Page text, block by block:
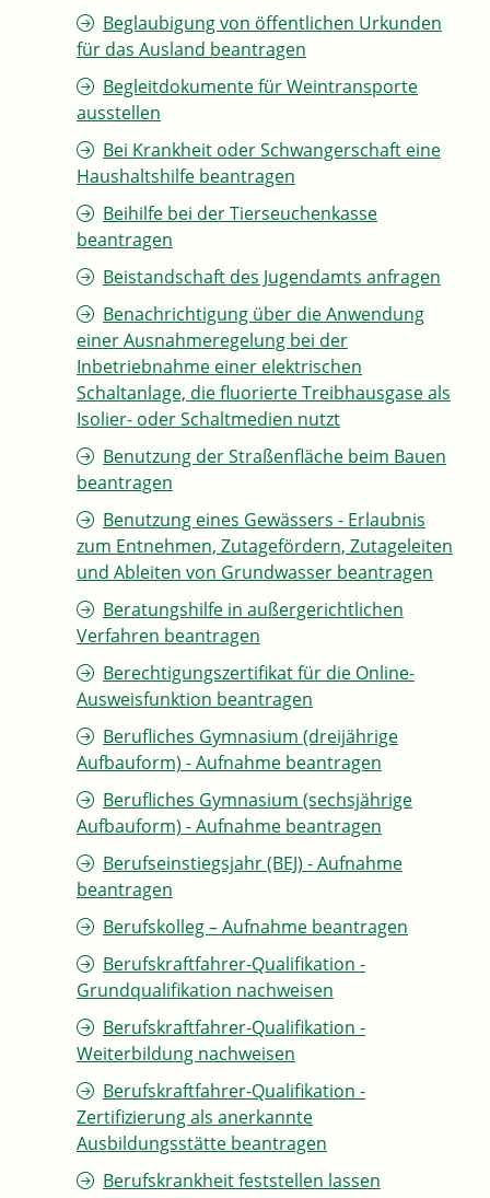
Beglaubigung von öffentlichen Urkunden
für das Ausland beantragen
Begleitdokumente für Weintransporte
ausstellen
Bei Krankheit oder Schwangerschaft eine
Haushaltshilfe beantragen
Beihilfe bei der Tierseuchenkasse
beantragen
Beistandschaft des Jugendamts anfragen
Benachrichtigung über die Anwendung
einer Ausnahmeregelung bei der
Inbetriebnahme einer elektrischen
Schaltanlage, die fluorierte Treibhausgase als
Isolier- oder Schaltmedien nutzt
Benutzung der Straßenfläche beim Bauen
beantragen
Benutzung eines Gewässers - Erlaubnis
zum Entnehmen, Zutagefördern, Zutageleiten
und Ableiten von Grundwasser beantragen
Beratungshilfe in außergerichtlichen
Verfahren beantragen
Berechtigungszertifikat für die Online-
Ausweisfunktion beantragen
Berufliches Gymnasium (dreijährige
Aufbauform) - Aufnahme beantragen
Berufliches Gymnasium (sechsjährige
Aufbauform) - Aufnahme beantragen
Berufseinstiegsjahr (BEJ) - Aufnahme
beantragen
Berufskolleg – Aufnahme beantragen
Berufskraftfahrer-Qualifikation -
Grundqualifikation nachweisen
Berufskraftfahrer-Qualifikation -
Weiterbildung nachweisen
Berufskraftfahrer-Qualifikation -
Zertifizierung als anerkannte
Ausbildungsstätte beantragen
Berufskrankheit feststellen lassen